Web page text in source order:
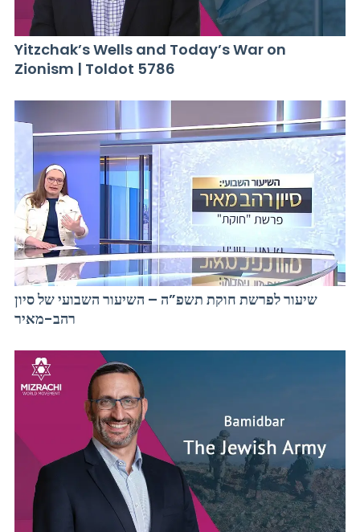
Yitzchak’s Wells and Today’s War on
Zionism | Toldot 5786
שיעור לפרשת חוקת תשפ”ה – השיעור השבועי של סיון
רהב-מאיר